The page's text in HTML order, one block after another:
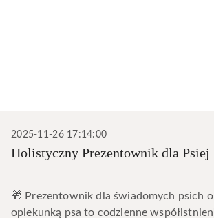
2025-11-26 17:14:00
Holistyczny Prezentownik dla
🎁 Prezentownik dla świadomych psich
opiekunką psa to codzienne